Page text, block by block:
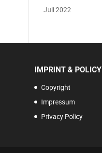
Juli 2022
IMPRINT & POLICY
Copyright
Impressum
Privacy Policy